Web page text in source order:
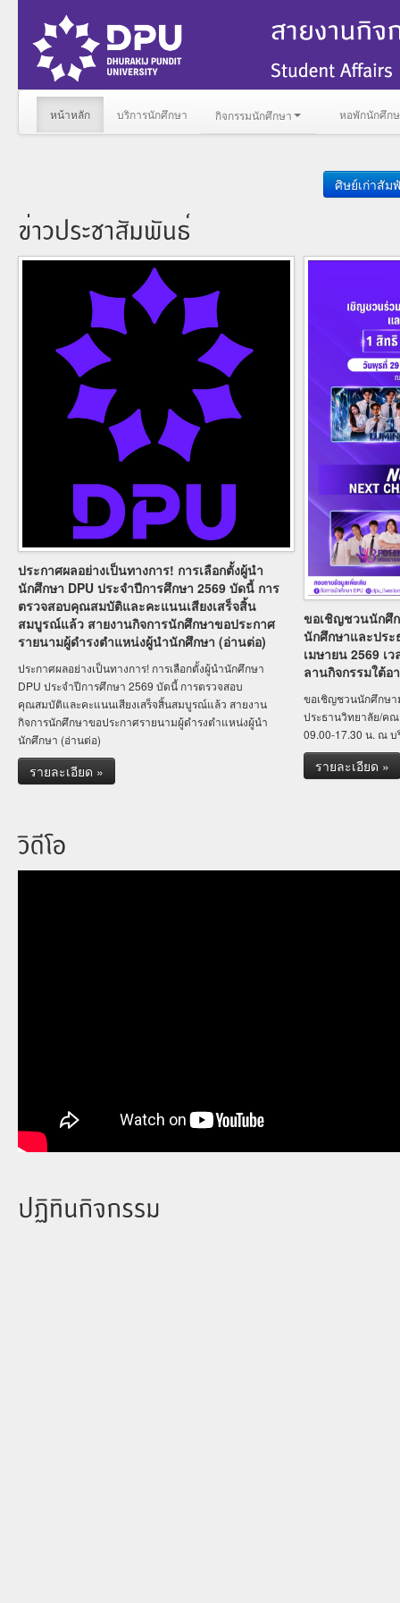
หน้าหลัก บริการนักศึกษา กิจกรรมนักศึกษา หอพักนักศึก
ศิษย์เก่าสัม
ประกาศผลอย่างเป็นทางการ! การเลือกตั้งผู้นำ
นักศึกษา DPU ประจำปีการศึกษา 2569 บัดนี้ การ
ตรวจสอบคุณสมบัติและคะแนนเสียงเสร็จสิ้น
สมบูรณ์แล้ว สายงานกิจการนักศึกษาขอประกาศ
รายนามผู้ดำรงตำแหน่งผู้นำนักศึกษา (อ่านต่อ)
ประกาศผลอย่างเป็นทางการ! การเลือกตั้งผู้นำนักศึกษา
DPU ประจำปีการศึกษา 2569 บัดนี้ การตรวจสอบ
คุณสมบัติและคะแนนเสียงเสร็จสิ้นสมบูรณ์แล้ว สายงาน
กิจการนักศึกษาขอประกาศรายนามผู้ดำรงตำแหน่งผู้นำ
นักศึกษา (อ่านต่อ)
รายละเอียด »
ขอเชิญชวนนักศึ
นักศึกษาและปร
เมษายน 2569 เ
ลานกิจกรรมใต้อ
ขอเชิญชวนนักศึกษา
ประธานวิทยาลัย/คณ
09.00-17.30 น. ณ
รายละเอียด »